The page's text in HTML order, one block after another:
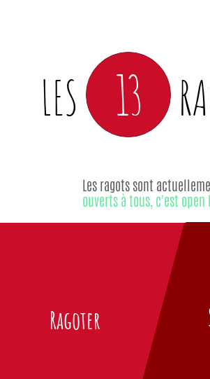
LES 13
Ragoter
Les ragots sont
ouverts à tous, c'est open